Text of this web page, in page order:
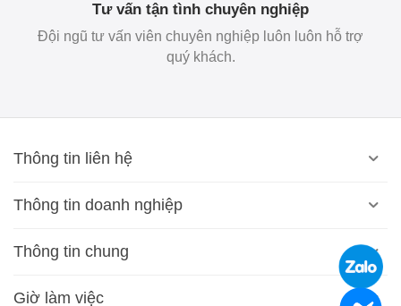
Tư vấn tận tình chuyên nghiệp
Đội ngũ tư vấn viên chuyên nghiệp luôn luôn hỗ trợ
quý khách.
Thông tin liên hệ
Thông tin doanh nghiệp
Thông tin chung
Giờ làm việc